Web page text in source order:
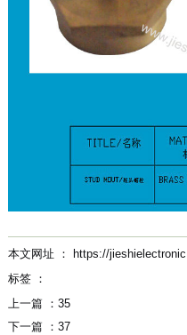
本文网址 ： https://
标签 ：
上一篇 ： 35
下一篇 ： 37